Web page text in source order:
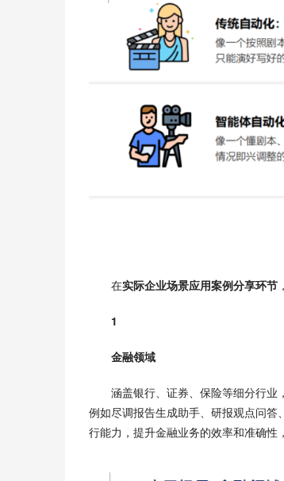
在实际企业场景应用案例分享环节
1
金融领域
涵盖银行、证券、保险等细分行
例如尽调报告生成助手、研报观点问
行能力，提升金融业务的效率和准确性